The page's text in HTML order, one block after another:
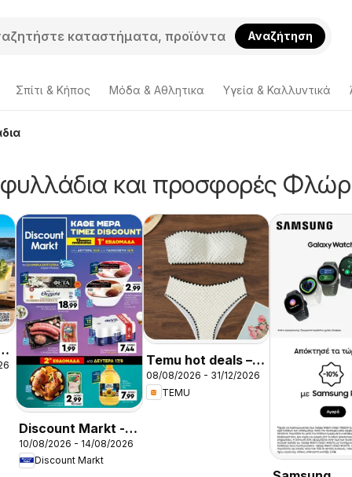
Αναζήτηση
Σπίτι & Κήπος Μόδα & Aθλητικα Υγεία & Καλλυντικά
και προσφορές
Discount Markt -
Φυλλάδιο
10/08/2026 - 14/08/2026
Discount Markt
Temu hot deals –
Greece
08/08/2026 - 31/12/2026
TEMU